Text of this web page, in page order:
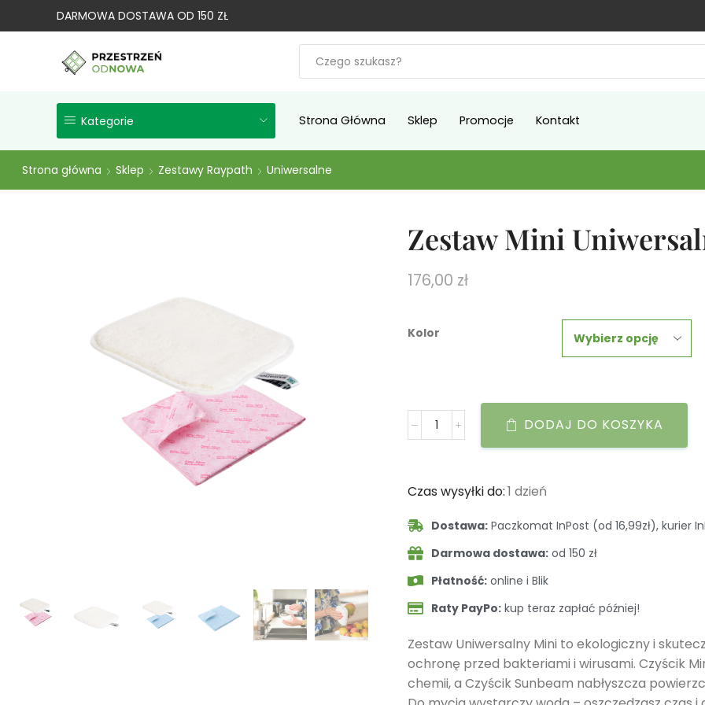
DARMOWA DOSTAWA OD 150 ZŁ
Kategorie Strona Główna Sklep Promocje Kontakt
Strona główna Sklep Zestawy Raypath Uniwersalne
Zestaw Mini
176,00 zł
Kolor
DODAJ DO KOSZYKA
Czas wysyłki do:1 dzień
Dostawa:Paczkomat InPost (od 16,99zł), kurier
Darmowa dostawa:od 150 zł
Płatność:online i Blik
Raty PayPo:kup teraz zapłać później!
Zestaw Uniwersalny Mini to ekologiczny i
ochronę przed bakteriami i wirusami. Czyścik
chemii, a Czyścik Sunbeam nabłyszcza